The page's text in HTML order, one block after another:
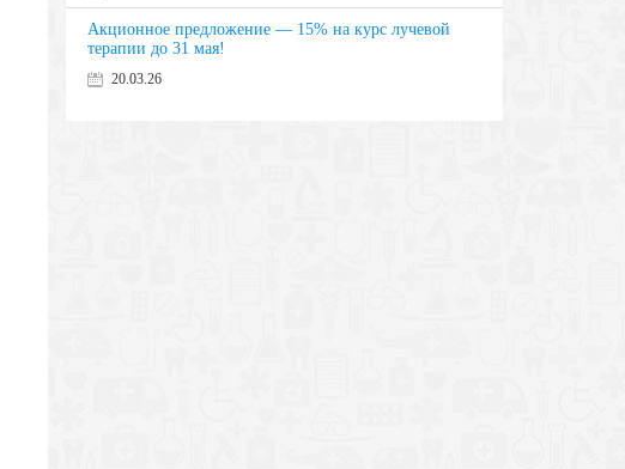
Акционное предложение — 15% на курс лучевой
терапии до 31 мая!
20.03.26